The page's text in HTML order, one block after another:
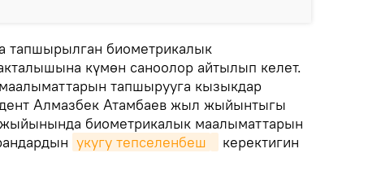
тапшырылган биометрикалык
күмөн саноолор айтылып келет.
тапшырууга кызыкдар
Алмазбек Атамбаев жыл жыйынтыгы
биометрикалык маалыматтарын
укугу тепселенбеш
керектигин